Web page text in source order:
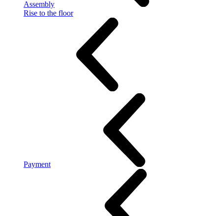
Assembly
Rise to the floor
Payment